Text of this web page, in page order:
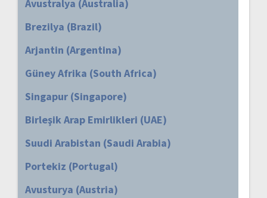
Avustralya (Australia)
Brezilya (Brazil)
Arjantin (Argentina)
Güney Afrika (South Africa)
Singapur (Singapore)
Birleşik Arap Emirlikleri (UAE)
Suudi Arabistan (Saudi Arabia)
Portekiz (Portugal)
Avusturya (Austria)